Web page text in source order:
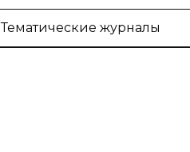
Тематические журналы